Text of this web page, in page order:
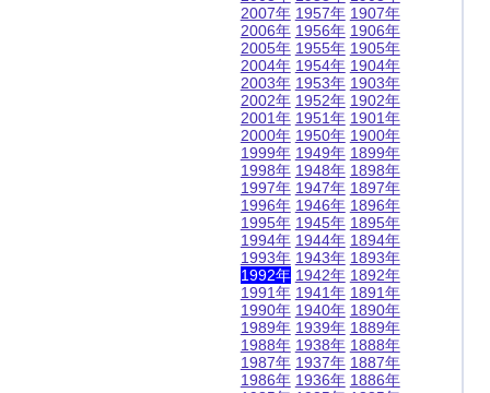
2007年
2006年
2005年
2004年
2003年
2002年
2001年
2000年
1999年
1998年
1997年
1996年
1995年
1994年
1993年
1992年
1991年
1990年
1989年
1988年
1987年
1986年
1957年
1956年
1955年
1954年
1953年
1952年
1951年
1950年
1949年
1948年
1947年
1946年
1945年
1944年
1943年
1942年
1941年
1940年
1939年
1938年
1937年
1936年
1907年
1906年
1905年
1904年
1903年
1902年
1901年
1900年
1899年
1898年
1897年
1896年
1895年
1894年
1893年
1892年
1891年
1890年
1889年
1888年
1887年
1886年